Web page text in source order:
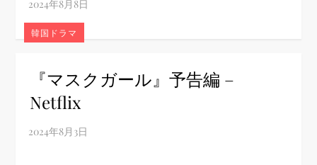
韓国ドラマ
『マスクガール』予告編 –
Netflix